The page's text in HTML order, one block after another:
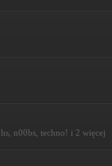
hs n00bs techno! i 2 więcej